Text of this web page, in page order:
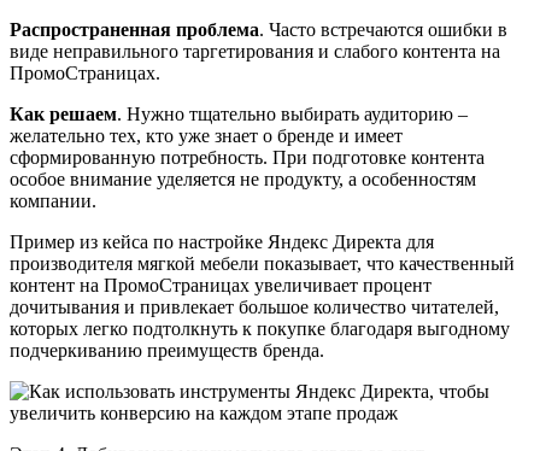
Распространенная проблема. Часто встречаются ошибки в
виде неправильного таргетирования и слабого контента на
ПромоСтраницах.
Как решаем. Нужно тщательно выбирать аудиторию –
желательно тех, кто уже знает о бренде и имеет
сформированную потребность. При подготовке контента
особое внимание уделяется не продукту, а особенностям
компании.
Пример из кейса по настройке Яндекс Директа для
производителя мягкой мебели показывает, что качественный
контент на ПромоСтраницах увеличивает процент
дочитывания и привлекает большое количество читателей,
которых легко подтолкнуть к покупке благодаря выгодному
подчеркиванию преимуществ бренда.